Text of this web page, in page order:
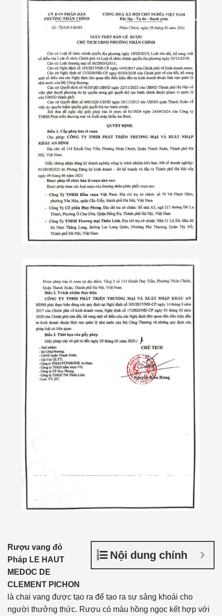
Nội dung chính
Rượu vang đỏ
Pháp LE HAUT
MEDOC DE
CLEMENT PICHON
là chai vang được tạo ra để tạo ra sự sảng khoái cho
người thưởng thức. Rượu có màu hồng ngọc kết hợp với